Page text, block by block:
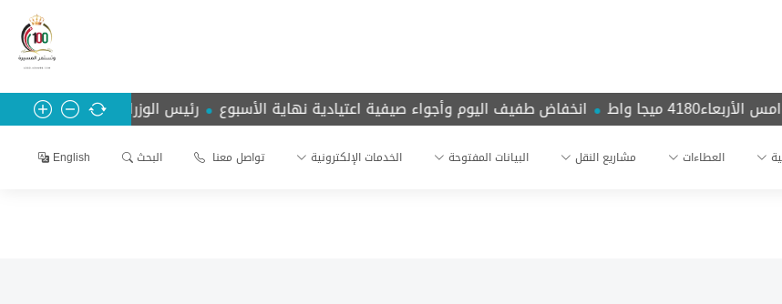
ميجا واط انخفاض طفيف اليوم وأجواء صيفية اعتيادية نهاية الأسبوع رئيس الوزراء الدكتور جعفر
العطاءات مشاريع النقل البيانات المفتوحة الخدمات الإلكترونية تواصل معنا البحث English